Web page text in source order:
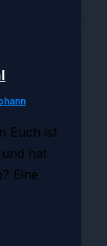
Euch ist
und hat
Eine